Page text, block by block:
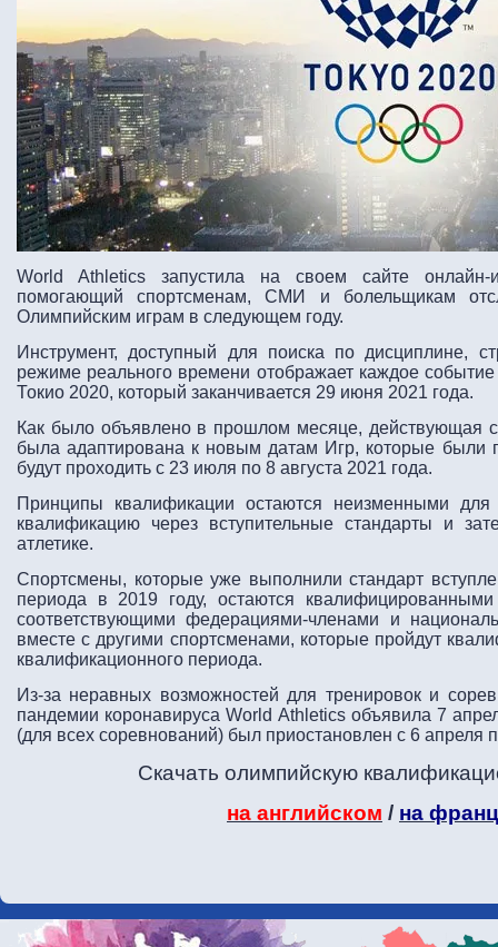
World Athletics запустила на своем сайте онлайн-
помогающий спортсменам, СМИ и болельщикам
Олимпийским играм в следующем году.
Инструмент, доступный для поиска по дисциплине,
режиме реального времени отображает каждое
Токио 2020, который заканчивается 29 июня 2021 года.
Как было объявлено в прошлом месяце, действующая
была адаптирована к новым датам Игр, которые были
будут проходить с 23 июля по 8 августа 2021 года.
Принципы квалификации остаются неизменными для
квалификацию через вступительные стандарты и
атлетике.
Спортсмены, которые уже выполнили стандарт
периода в 2019 году, остаются
соответствующими федерациями-членами и
вместе с другими спортсменами, которые пройдут
квалификационного периода.
Из-за неравных возможностей для тренировок и
пандемии коронавируса World Athletics объявила 7
(для всех соревнований) был приостановлен с 6 апреля
Скачать олимпийскую
на английском / на